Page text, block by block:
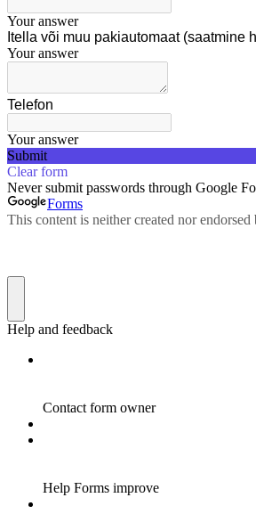
Your answer
Itella või muu pakiautomaat (saatmine
Your answer
Telefon
Your answer
Submit
Clear form
Never submit passwords through Google
Forms
This content is neither created nor
Help and feedback
Contact form owner
Help Forms improve